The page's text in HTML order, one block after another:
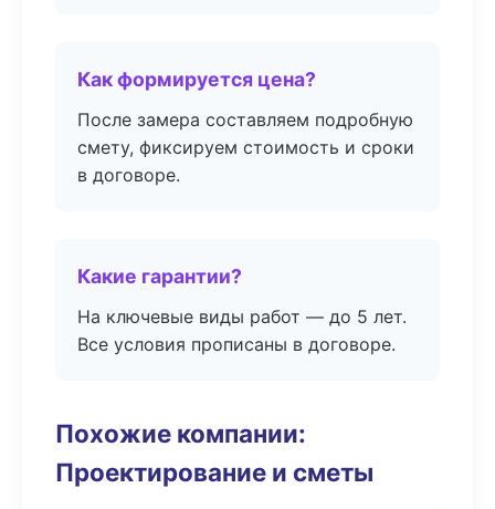
Как формируется цена?
После замера составляем подробную
смету, фиксируем стоимость и сроки
в договоре.
Какие гарантии?
На ключевые виды работ — до 5 лет.
Все условия прописаны в договоре.
Похожие компании:
Проектирование и сметы